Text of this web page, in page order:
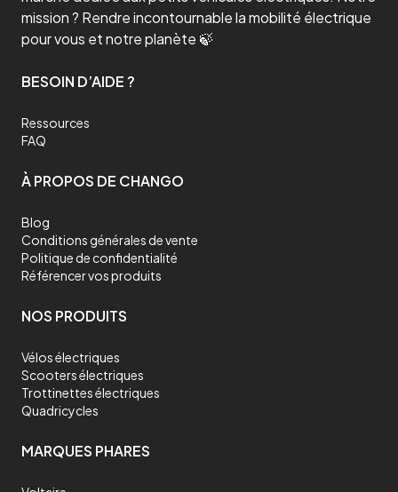
mission ? Rendre incontournable la mobilité électrique
pour vous et notre planète 🍃
BESOIN D’AIDE ?
Ressources
FAQ
À PROPOS DE CHANGO
Blog
Conditions générales de vente
Politique de confidentialité
Référencer vos produits
NOS PRODUITS
Vélos électriques
Scooters électriques
Trottinettes électriques
Quadricycles
MARQUES PHARES